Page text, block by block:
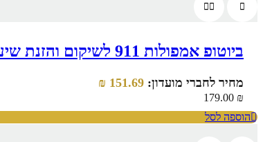
הוספה לסל
ביוטופ אמפולות 911 לשיקום והזנת שיער יבש 6 יחידות
מחיר לחברי מועדון: 151.69
₪
179.00 ₪